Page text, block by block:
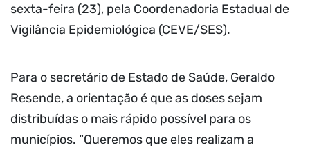
sexta-feira (23), pela Coordenadoria Estadual de
Vigilância Epidemiológica (CEVE/SES).
Para o secretário de Estado de Saúde, Geraldo
Resende, a orientação é que as doses sejam
distribuídas o mais rápido possível para os
municípios. “Queremos que eles realizam a